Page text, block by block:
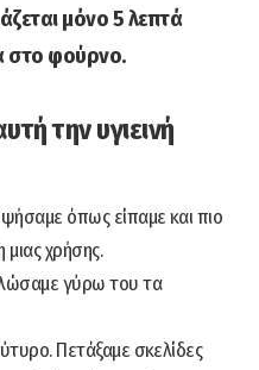
μόνο 5 λεπτά
στο φούρνο.
την υγιεινή
όπως είπαμε και πιο
χρήσης.
γύρω του τα
Πετάξαμε σκελίδες